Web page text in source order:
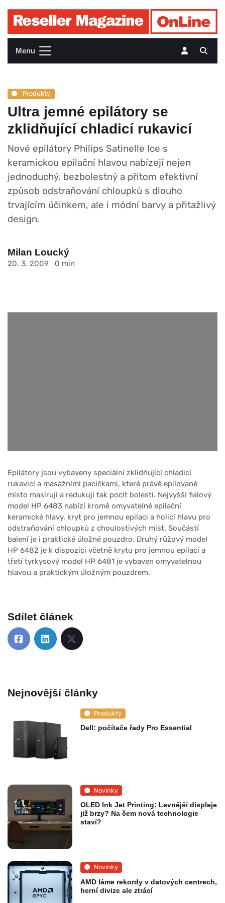
Menu
Produkty
Ultra jemné epilátory se
zklidňující chladicí rukavicí
Nové epilátory Philips Satinelle Ice s
keramickou epilační hlavou nabízejí nejen
jednoduchý, bezbolestný a přitom efektivní
způsob odstraňování chloupků s dlouho
trvajícím účinkem, ale i módní barvy a přitažlivý
design.
Milan Loucký
20. 3. 2009 0 min
Epilátory jsou vybaveny speciální zklidňující chladicí
rukavicí a masážními pacičkami, které právě epilované
místo masírují a redukují tak pocit bolesti. Nejvyšší fialový
model HP 6483 nabízí kromě omyvatelné epilační
keramické hlavy, kryt pro jemnou epilaci a holicí hlavu pro
odstraňování chloupků z choulostivých míst. Součástí
balení je i praktické úložné pouzdro. Druhý růžový model
HP 6482 je k dispozici včetně krytu pro jemnou epilaci a
třetí tyrkysový model HP 6481 je vybaven omyvatelnou
hlavou a praktickým úložným pouzdrem.
Sdílet článek
Nejnovější články
Produkty
Dell: počítače řady Pro Essential
Novinky
OLED Ink Jet Printing: Levnější displeje
již brzy? Na čem nová technologie
staví?
Novinky
AMD láme rekordy v datových centrech,
herní divize ale ztrácí